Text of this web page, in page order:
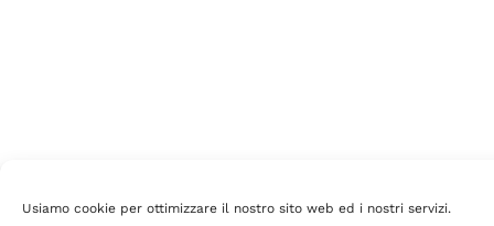
Usiamo cookie per ottimizzare il nostro sito web ed i nostri servizi.